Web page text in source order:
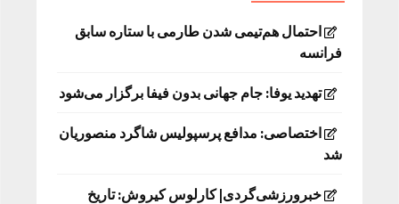
احتمال هم‌تیمی شدن طارمی با ستاره سابق
فرانسه
تهدید یوفا: جام جهانی بدون فیفا برگزار می‌شود
اختصاصی: مدافع پرسپولیس شاگرد منصوریان
شد
خبرورزشی‌گردی| کارلوس کیروش: تاریخ